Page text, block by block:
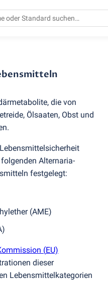
die von
Ölsaaten, Obst und
Alternaria-
festgelegt:
(AME)
(EU)
dieser
Lebensmittelkategorien